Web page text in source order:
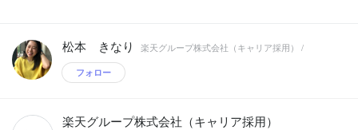
松本 きなり 楽天グループ株式会社（キャリア採用） /
フォロー
楽天グループ株式会社（キャリア採用）